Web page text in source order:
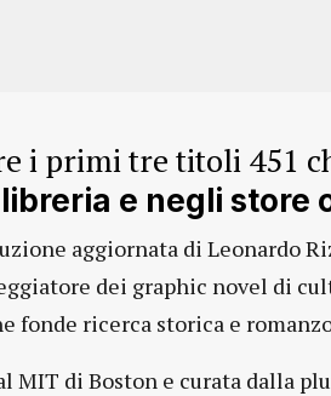
i primi tre titoli 451
e negli store
aggiornata di Leonardo
dei graphic novel di
fonde ricerca storica e
MIT di Boston e curata dalla